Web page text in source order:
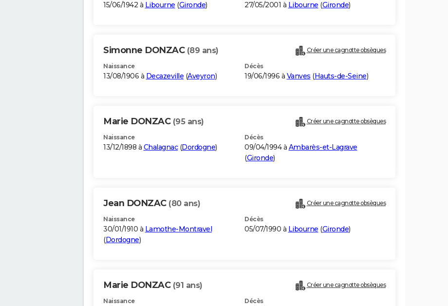
15/06/1942 à Libourne (Gironde) 27/05/2001 à Libourne (Gironde)
Simonne DONZAC (89 ans) Créer une cagnotte obsèques
Naissance
13/08/1906 à Decazeville (Aveyron)
Décès
19/06/1996 à Vanves (Hauts-de-Seine)
Marie DONZAC (95 ans) Créer une cagnotte obsèques
Naissance
13/12/1898 à Chalagnac(Dordogne)
Décès
09/04/1994 à Ambarès-et-Lagrave
(Gironde)
Jean DONZAC (80 ans) Créer une cagnotte obsèques
Naissance
30/01/1910 à Lamothe-Montravel
(Dordogne)
Décès
05/07/1990 à Libourne (Gironde)
Marie DONZAC (91 ans) Créer une cagnotte obsèques
Naissance Décès